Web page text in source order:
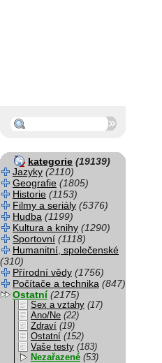
kategorie (19139)
Jazyky (2110)
Geografie (1805)
Historie (1153)
Filmy a seriály (5376)
Hudba (1199)
Kultura a knihy (1290)
Sportovní (1118)
Humanitní, společenské
(310)
Přírodní vědy (1756)
Počítače a technika (847)
Ostatní (2175)
Sex a vztahy (17)
Ano/Ne (22)
Zdraví (19)
Ostatní (152)
Vaše testy (183)
Nezařazené (53)